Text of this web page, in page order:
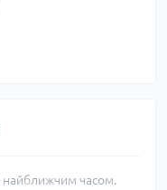
найближчим часом.